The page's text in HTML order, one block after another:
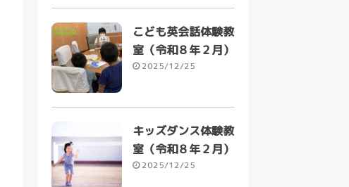
こども英会話体験教
室（令和８年２月）
2025/12/25
キッズダンス体験教
室（令和８年２月）
2025/12/25